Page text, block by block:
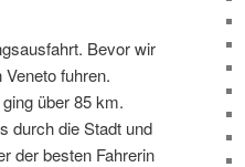
Bevor wir
fuhren.
über 85 km.
durch die Stadt und
der besten Fahrerin